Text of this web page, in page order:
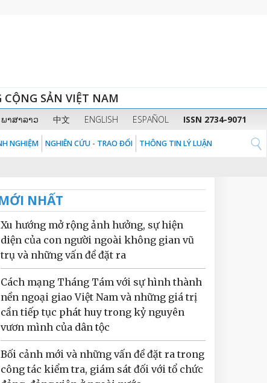
SẢN VIỆT NAM
ພາສາລາວ 中文 ENGLISH ESPAÑOL ISSN 2734-9071
NGHIỆM NGHIÊN CỨU - TRAO ĐỔI THÔNG TIN LÝ LUẬN
NHẤT
Xu hướng mở rộng ảnh hưởng, sự hiện
diện của con người ngoài không gian vũ
trụ và những vấn đề đặt ra
Cách mạng Tháng Tám với sự hình thành
nền ngoại giao Việt Nam và những giá trị
cần tiếp tục phát huy trong kỷ nguyên
vươn mình của dân tộc
Bối cảnh mới và những vấn đề đặt ra trong
công tác kiểm tra, giám sát đối với tổ chức